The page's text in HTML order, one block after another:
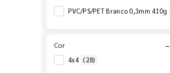
PVC/PS/PET Branco 0,3mm 410g
Cor −
4x4 (28)